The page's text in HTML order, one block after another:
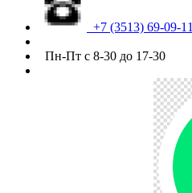
+7 (3513) 69-09-11
Пн-Пт с 8-30 до 17-30